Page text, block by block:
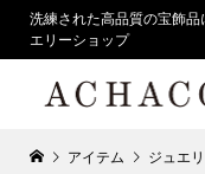
洗練された高品質の宝飾品
エリーショップ
アイテム ジュエ